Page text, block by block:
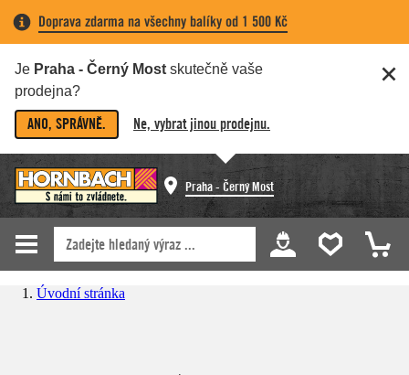
Doprava zdarma na všechny balíky od 1 500 Kč
Je Praha - Černý Most skutečně vaše
prodejna?
ANO, SPRÁVNĚ. Ne, vybrat jinou prodejnu.
Praha - Černý Most
Úvodní stránka